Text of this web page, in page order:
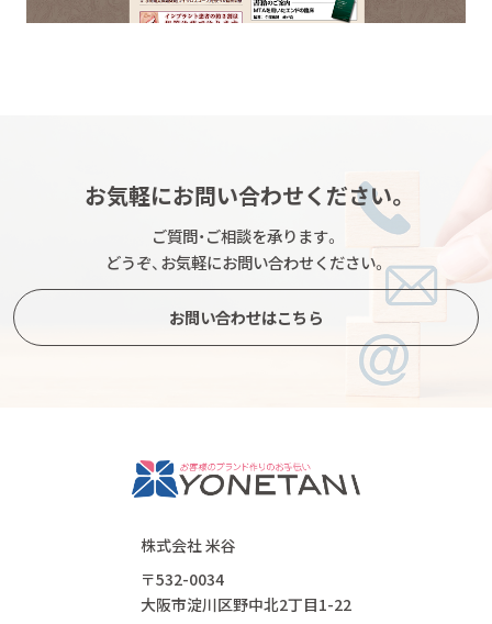
お気軽にお問い合わせください。
ご質問・ご相談を承ります。
どうぞ、お気軽にお問い合わせください。
お問い合わせはこちら
株式会社 米谷
〒532-0034
大阪市淀川区野中北2丁目1-22